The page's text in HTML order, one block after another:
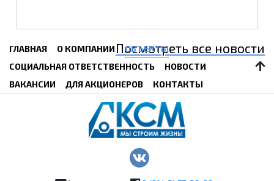
Посмотреть все новости
ГЛАВНАЯ О КОМПАНИИ
ОБЪЕКТЫ
СОЦИАЛЬНАЯ ОТВЕТСТВЕННОСТЬ
НОВОСТИ
ВАКАНСИИ
ДЛЯ АКЦИОНЕРОВ КОНТАКТЫ